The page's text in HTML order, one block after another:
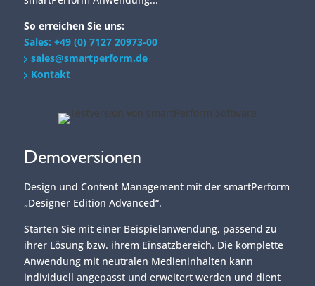
So erreichen Sie uns:
Sales: +49 (0) 7127 20973-00
sales@smartperform.de
Kontakt
Demoversionen
Design und Content Management mit der smartPerform
„Designer Edition Advanced“.
Starten Sie mit einer Beispielanwendung, passend zu
ihrer Lösung bzw. ihrem Einsatzbereich. Die komplette
Anwendung mit neutralen Medieninhalten kann
individuell angepasst und erweitert werden und dient